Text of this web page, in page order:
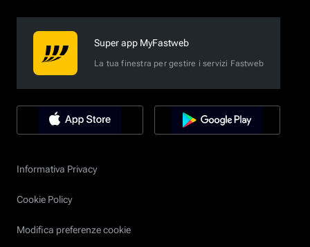
Super app MyFastweb
La tua finestra per gestire i servizi Fastweb
Informativa Privacy
Cookie Policy
Modifica preferenze cookie